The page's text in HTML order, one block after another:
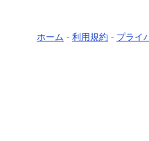
ホーム - 利用規約 - プライ